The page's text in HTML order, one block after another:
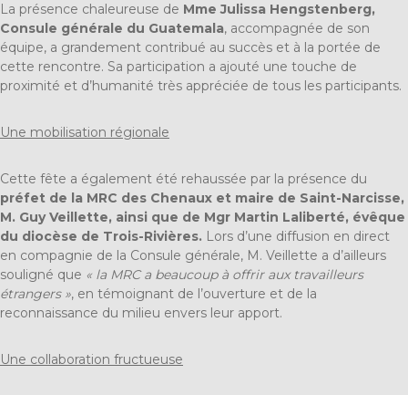
La présence chaleureuse de Mme Julissa Hengstenberg,
Consule générale du Guatemala, accompagnée de son
équipe, a grandement contribué au succès et à la portée de
cette rencontre. Sa participation a ajouté une touche de
proximité et d’humanité très appréciée de tous les participants.
Une mobilisation régionale
Cette fête a également été rehaussée par la présence du
préfet de la MRC des Chenaux et maire de Saint-Narcisse,
M. Guy Veillette, ainsi que de Mgr Martin Laliberté, évêque
du diocèse de Trois-Rivières. Lors d’une diffusion en direct
en compagnie de la Consule générale, M. Veillette a d’ailleurs
souligné que « la MRC a beaucoup à offrir aux travailleurs
étrangers », en témoignant de l’ouverture et de la
reconnaissance du milieu envers leur apport.
Une collaboration fructueuse